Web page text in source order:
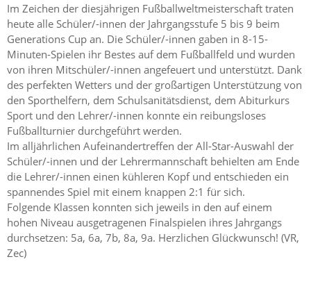
Im Zeichen der diesjährigen Fußballweltmeisterschaft traten
heute alle Schüler/-innen der Jahrgangsstufe 5 bis 9 beim
Generations Cup an. Die Schüler/-innen gaben in 8-15-
Minuten-Spielen ihr Bestes auf dem Fußballfeld und wurden
von ihren Mitschüler/-innen angefeuert und unterstützt. Dank
des perfekten Wetters und der großartigen Unterstützung von
den Sporthelfern, dem Schulsanitätsdienst, dem Abiturkurs
Sport und den Lehrer/-innen konnte ein reibungsloses
Fußballturnier durchgeführt werden.
Im alljährlichen Aufeinandertreffen der All-Star-Auswahl der
Schüler/-innen und der Lehrermannschaft behielten am Ende
die Lehrer/-innen einen kühleren Kopf und entschieden ein
spannendes Spiel mit einem knappen 2:1 für sich.
Folgende Klassen konnten sich jeweils in den auf einem
hohen Niveau ausgetragenen Finalspielen ihres Jahrgangs
durchsetzen: 5a, 6a, 7b, 8a, 9a. Herzlichen Glückwunsch! (VR,
Zec)